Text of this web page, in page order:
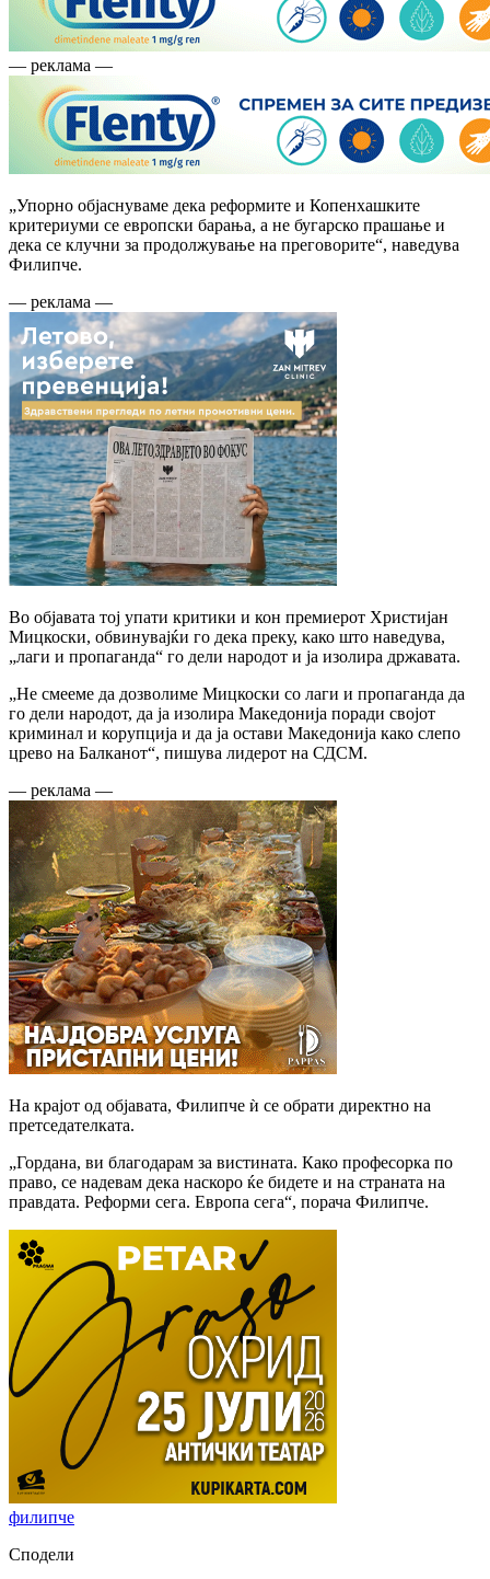
— реклама —
„Упорно објаснуваме дека реформите и Копенхашките
критериуми се европски барања, а не бугарско прашање и
дека се клучни за продолжување на преговорите“, наведува
Филипче.
— реклама —
Во објавата тој упати критики и кон премиерот Христијан
Мицкоски, обвинувајќи го дека преку, како што наведува,
„лаги и пропаганда“ го дели народот и ја изолира државата.
„Не смееме да дозволиме Мицкоски со лаги и пропаганда да
го дели народот, да ја изолира Македонија поради својот
криминал и корупција и да ја остави Македонија како слепо
црево на Балканот“, пишува лидерот на СДСМ.
— реклама —
На крајот од објавата, Филипче ѝ се обрати директно на
претседателката.
„Гордана, ви благодарам за вистината. Како професорка по
право, се надевам дека наскоро ќе бидете и на страната на
правдата. Реформи сега. Европа сега“, порача Филипче.
филипче
Сподели